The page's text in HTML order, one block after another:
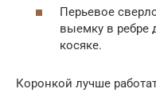
Перьевое
выемку в ребре
косяке.
Коронкой лучше